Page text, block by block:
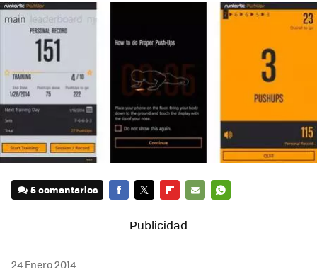
5 comentarios
MAIL
24 Enero 2014